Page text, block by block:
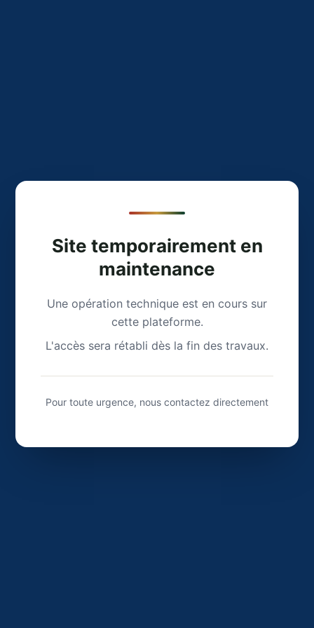
Site temporairement en
maintenance
Une opération technique est en cours sur
cette plateforme.
L'accès sera rétabli dès la fin des travaux.
Pour toute urgence, nous contactez directement